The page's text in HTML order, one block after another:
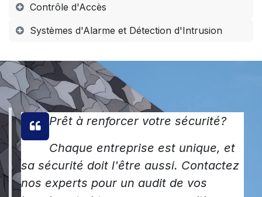
Contrôle d'Accès
Systèmes d'Alarme et Détection d'Intrusion
Prêt à renforcer votre sécurité?
Chaque entreprise est unique, et
sa sécurité doit l'être aussi. Contactez
nos experts pour un audit de vos